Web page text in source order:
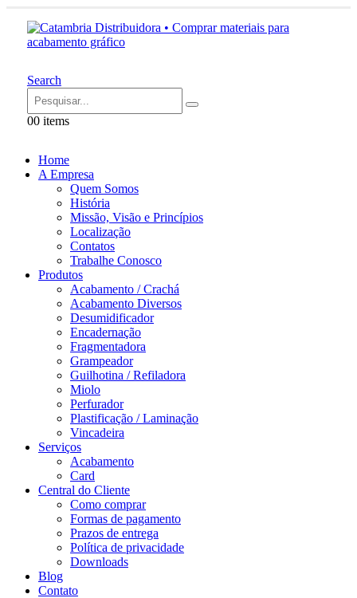
Search
00 items
Home
A Empresa
Quem Somos
História
Missão, Visão e Princípios
Localização
Contatos
Trabalhe Conosco
Produtos
Acabamento / Crachá
Acabamento Diversos
Desumidificador
Encadernação
Fragmentadora
Grampeador
Guilhotina / Refiladora
Miolo
Perfurador
Plastificação / Laminação
Vincadeira
Serviços
Acabamento
Card
Central do Cliente
Como comprar
Formas de pagamento
Prazos de entrega
Política de privacidade
Downloads
Blog
Contato